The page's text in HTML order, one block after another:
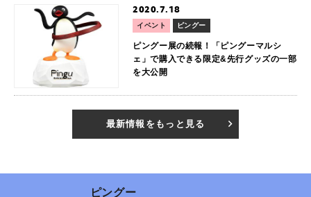
2020.7.18
イベント ピングー
ピングー展の続報！「ピングーマルシ
ェ」で購入できる限定&先行グッズの一部
を大公開
最新情報をもっと見る
ピングー